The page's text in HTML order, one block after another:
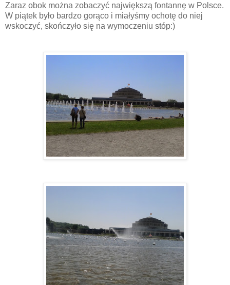
Zaraz obok można zobaczyć największą fontannę w Polsce.
W piątek było bardzo gorąco i miałyśmy ochotę do niej
wskoczyć, skończyło się na wymoczeniu stóp:)